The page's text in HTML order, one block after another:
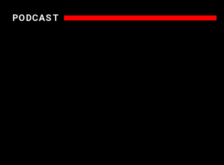
PODCAST